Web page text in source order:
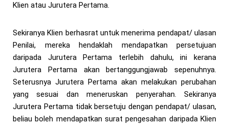
Klien atau Jurutera Pertama.
Sekiranya Klien berhasrat untuk menerima pendapat/ ulasan
Penilai, mereka hendaklah mendapatkan persetujuan
daripada Jurutera Pertama terlebih dahulu, ini kerana
Jurutera Pertama akan bertanggungjawab sepenuhnya.
Seterusnya Jurutera Pertama akan melakukan perubahan
yang sesuai dan meneruskan penyerahan. Sekiranya
Jurutera Pertama tidak bersetuju dengan pendapat/ ulasan,
beliau boleh mendapatkan surat pengesahan daripada Klien